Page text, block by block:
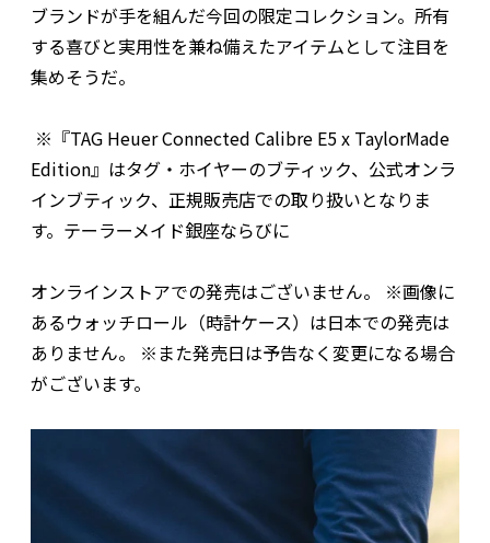
ブランドが手を組んだ今回の限定コレクション。所有
する喜びと実用性を兼ね備えたアイテムとして注目を
集めそうだ。
※『TAG Heuer Connected Calibre E5 x TaylorMade
Edition』はタグ・ホイヤーのブティック、公式オンラ
インブティック、正規販売店での取り扱いとなりま
す。テーラーメイド銀座ならびに
オンラインストアでの発売はございません。 ※画像に
あるウォッチロール（時計ケース）は日本での発売は
ありません。 ※また発売日は予告なく変更になる場合
がございます。